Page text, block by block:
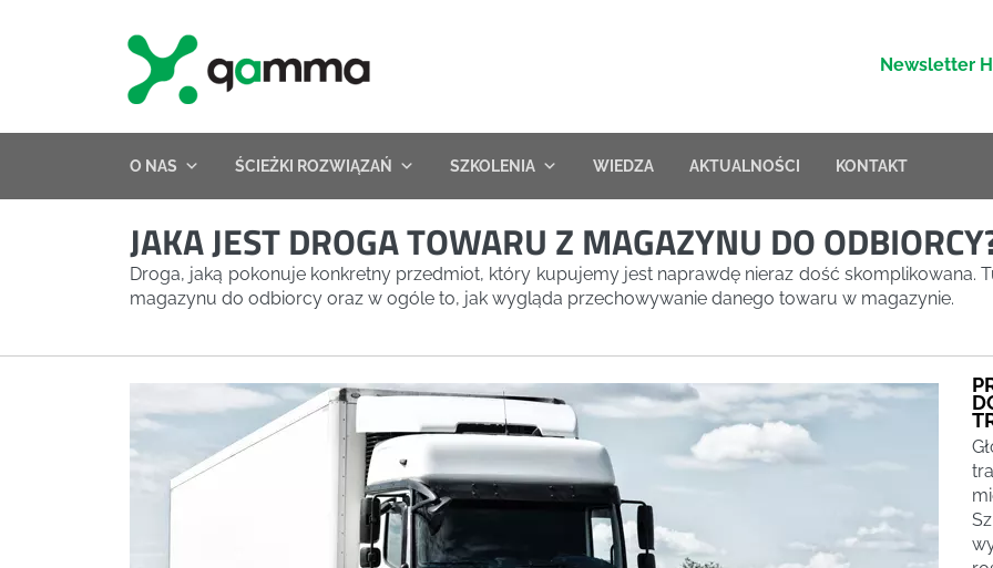
Newsletter
O NAS ŚCIEŻKI ROZWIĄZAŃ SZKOLENIA WIEDZA AKTUALNOŚCI KONTAKT
JAKA JEST DROGA TOWARU Z MAGAZYNU DO
Droga, jaką pokonuje konkretny przedmiot, który kupujemy jest naprawdę nieraz dość skomplikowana.
magazynu do odbiorcy oraz w ogóle to, jak wygląda przechowywanie danego towaru w magazynie.